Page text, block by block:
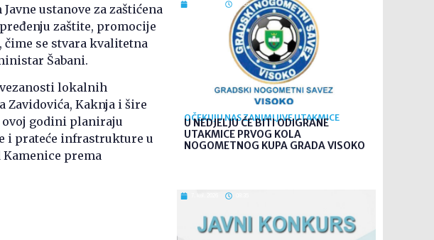
ustanove za zaštićena
zaštite, promocije
se stvara kvalitetna
Šabani.
lokalnih
Kaknja i šire
godini planiraju
i prateće infrastrukture u
prema
09:26
OČEKUJU NAS ZANIMLJIVE UTAKMICE
U NEDJELJU ĆE BITI ODIGRANE
UTAKMICE PRVOG KOLA
NOGOMETNOG KUPA GRADA VISOKO